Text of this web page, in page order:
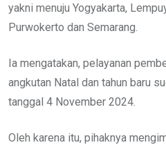
yakni menuju Yogyakarta,
Purwokerto dan Semarang.
Ia mengatakan, pelayanan
angkutan Natal dan tahun baru
tanggal 4 November 2024.
Oleh karena itu, pihaknya